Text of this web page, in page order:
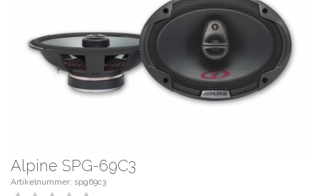
Alpine SPG-69C3
Artikelnummer: spg69c3